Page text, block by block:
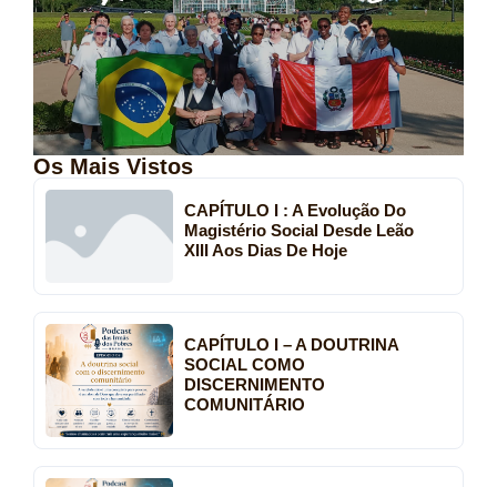
Os Mais Vistos
CAPÍTULO I : A Evolução Do
Magistério Social Desde Leão
XIII Aos Dias De Hoje
CAPÍTULO I – A DOUTRINA
SOCIAL COMO
DISCERNIMENTO
COMUNITÁRIO